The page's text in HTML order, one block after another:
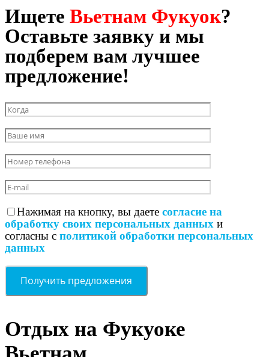
Ищете Вьетнам Фукуок?
Оставьте заявку и мы
подберем вам лучшее
предложение!
Нажимая на кнопку, вы даете согласие на
обработку своих персональных данных и
согласны с политикой обработки персональных
данных
Отдых на Фукуоке